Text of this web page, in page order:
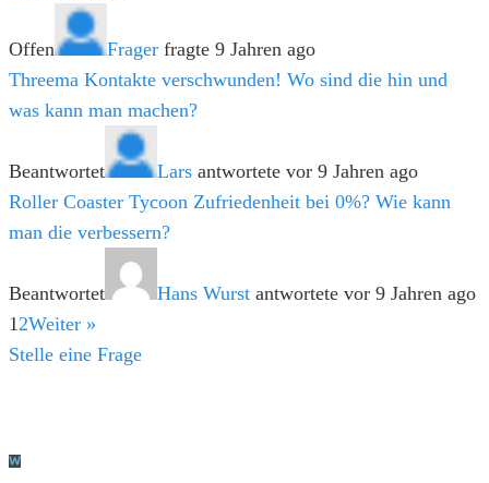
Offen Frager fragte 9 Jahren ago
Threema Kontakte verschwunden! Wo sind die hin und
was kann man machen?
Beantwortet Lars antwortete vor 9 Jahren ago
Roller Coaster Tycoon Zufriedenheit bei 0%? Wie kann
man die verbessern?
Beantwortet Hans Wurst antwortete vor 9 Jahren ago
1 2Weiter »
Stelle eine Frage